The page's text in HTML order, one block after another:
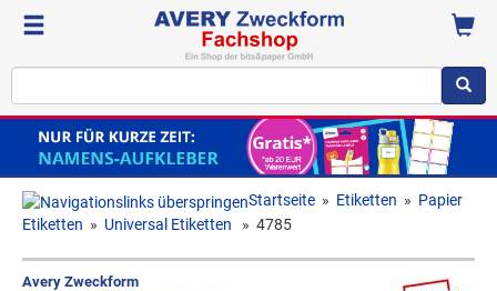
Startseite » Etiketten » Papier
Etiketten » Universal Etiketten » 4785
Avery Zweckform